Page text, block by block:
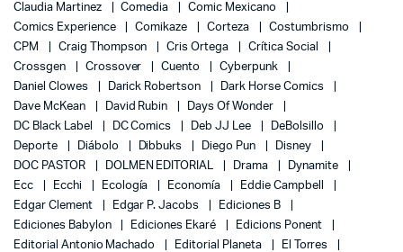
Claudia Martinez
Comedia
Comic Mexicano
Comics Experience
Comikaze Corteza
Costumbrismo
CPM
Craig Thompson Cris Ortega
Crítica Social
Crossgen
Crossover Cuento
Cyberpunk
Daniel Clowes
Darick Robertson
Dark Horse Comics
Dave McKean
David Rubin
Days Of Wonder
DC Black Label
DC Comics Deb JJ Lee
DeBolsillo
Deporte
Diábolo Dibbuks Diego Pun
Disney
DOC PASTOR
DOLMEN EDITORIAL Drama
Dynamite
Ecc
Ecchi Ecología Economía
Eddie Campbell
Edgar Clement
Edgar P. Jacobs
Ediciones B
Ediciones Babylon
Ediciones Ekaré
Edicions Ponent
Editorial Antonio Machado
Editorial Planeta
El Torres